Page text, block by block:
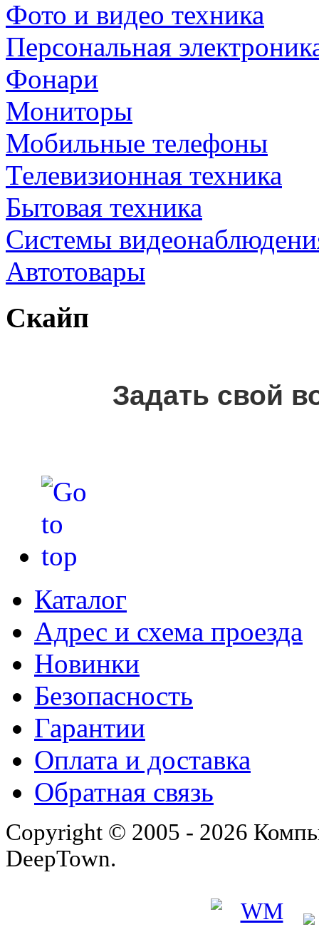
Фото и видео техника
Персональная
Фонари
Мониторы
Мобильные телефоны
Телевизионная техника
Бытовая техника
Cистемы
Автотовары
Скайп
Задать свой
Каталог
Адрес и схема проезда
Новинки
Безопасность
Гарантии
Оплата и доставка
Обратная связь
Copyright © 2005 - 2026
DeepTown.